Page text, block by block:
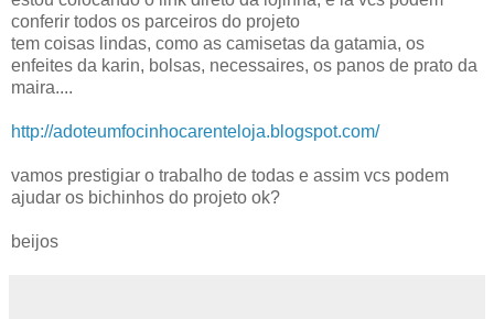
conferir todos os parceiros do projeto
tem coisas lindas, como as camisetas da gatamia, os
enfeites da karin, bolsas, necessaires, os panos de prato da
maira....
http://adoteumfocinhocarenteloja.blogspot.com/
vamos prestigiar o trabalho de todas e assim vcs podem
ajudar os bichinhos do projeto ok?
beijos